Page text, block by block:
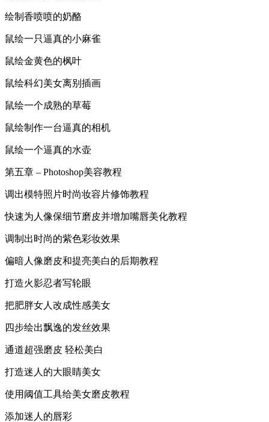
绘制香喷喷的奶酪
鼠绘一只逼真的小麻雀
鼠绘金黄色的枫叶
鼠绘科幻美女离别插画
鼠绘一个成熟的草莓
鼠绘制作一台逼真的相机
鼠绘一个逼真的水壶
第五章 – Photoshop美容教程
调出模特照片时尚妆容片修饰教程
快速为人像保细节磨皮并增加嘴唇美化教程
调制出时尚的紫色彩妆效果
偏暗人像磨皮和提亮美白的后期教程
打造火影忍者写轮眼
把肥胖女人改成性感美女
四步绘出飘逸的发丝效果
通道超强磨皮 轻松美白
打造迷人的大眼睛美女
使用阈值工具给美女磨皮教程
添加迷人的唇彩